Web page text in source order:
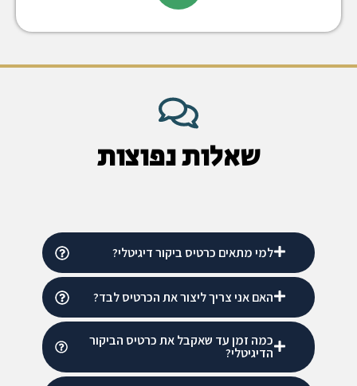
שאלות נפוצות
למי מתאים כרטיס ביקור דיגיטלי?
האם אני צריך ליצור את הכרטיס לבד?
כמה זמן עד שאקבל את כרטיס הביקור
הדיגיטלי?